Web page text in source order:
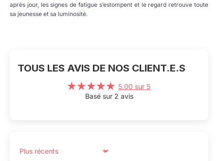
après jour, les signes de fatigue s’estompent et le regard retrouve toute
sa jeunesse et sa luminosité.
TOUS LES AVIS DE NOS CLIENT.E.S
5.00 sur 5
Basé sur 2 avis
Sort by